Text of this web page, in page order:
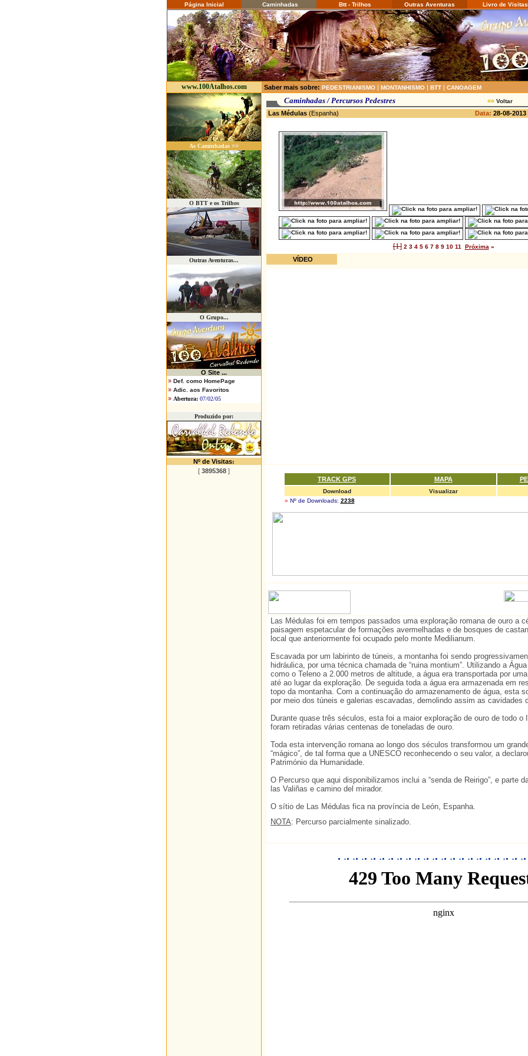
Página Inicial Caminhadas Btt - Trilhos Outras Aventuras Livro de Visitas
www.100Atalhos.com Saber mais sobre: PEDESTRIANISMO | MONTANHISMO | BTT | CANOAGEM
As Caminhadas »»
O BTT e os Trilhos
Outras Aventuras...
O Grupo...
O Site ...
» Def. como HomePage
» Adic. aos Favoritos
» Abertura: 07/02/05
Produzido por:
Nº de Visitas:
[ 3895368 ]
Caminhadas / Percursos Pedestres «« Voltar
Las Médulas (Espanha) Data: 28-08-2013
[1] 2 3 4 5 6 7 8 9 10 11 Próxima »
VÍDEO
TRACK GPS MAPA
Download Visualizar
» Nº de Downloads: 2238
Las Médulas foi em tempos passados uma exploração romana de ouro a
paisagem espetacular de formações avermelhadas e de bosques de
local que anteriormente foi ocupado pelo monte Medilianum.
Escavada por um labirinto de túneis, a montanha foi sendo
hidráulica, por uma técnica chamada de “ruina montium”. Utilizando a
como o Teleno a 2.000 metros de altitude, a água era transportada por
até ao lugar da exploração. De seguida toda a água era armazenada em
topo da montanha. Com a continuação do armazenamento de água, esta
por meio dos túneis e galerias escavadas, demolindo assim as cavidades
Durante quase três séculos, esta foi a maior exploração de ouro de todo o
foram retiradas várias centenas de toneladas de ouro.
Toda esta intervenção romana ao longo dos séculos transformou um
“mágico”, de tal forma que a UNESCO reconhecendo o seu valor, a
Património da Humanidade.
O Percurso que aqui disponibilizamos inclui a “senda de Reirigo”, e parte
las Valiñas e camino del mirador.
O sítio de Las Médulas fica na província de León, Espanha.
NOTA: Percurso parcialmente sinalizado.
. .. .. .. .. .. .. .. .. .. .. .. .. .. .. .. .. .. .. .. .. ..